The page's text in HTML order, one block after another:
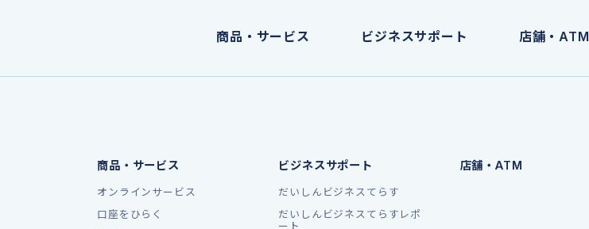
商品・サービス ビジネスサポート 店舗・ATM
商品・サービス
オンラインサービス
口座をひらく
ビジネスサポート
だいしんビジネスてらす
だいしんビジネスてらすレポ
ート
店舗・ATM